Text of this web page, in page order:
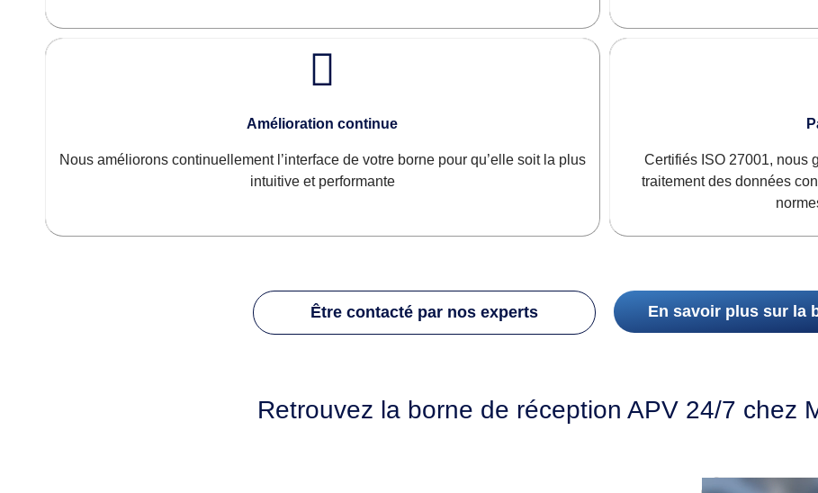
Amélioration continue
Nous améliorons continuellement l’interface de votre borne pour qu’elle soit la plus
intuitive et performante
Certifiés ISO 27001, nous
traitement des données
Être contacté par nos experts En savoir plus sur la
Retrouvez la borne de réception APV 24/7 chez